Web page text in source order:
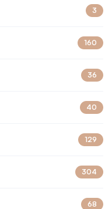
3
160
36
40
129
304
68